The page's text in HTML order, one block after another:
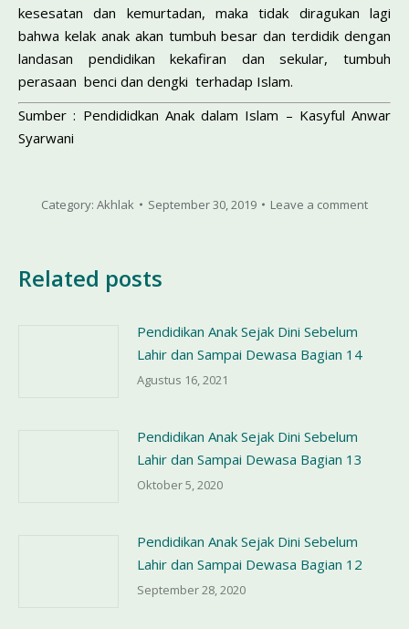
kesesatan dan kemurtadan, maka tidak diragukan lagi
bahwa kelak anak akan tumbuh besar dan terdidik dengan
landasan pendidikan kekafiran dan sekular, tumbuh
perasaan benci dan dengki terhadap Islam.
Sumber : Pendididkan Anak dalam Islam – Kasyful Anwar
Syarwani
Category: Akhlak September 30, 2019 Leave a comment
Related posts
Pendidikan Anak Sejak Dini Sebelum
Lahir dan Sampai Dewasa Bagian 14
Agustus 16, 2021
Pendidikan Anak Sejak Dini Sebelum
Lahir dan Sampai Dewasa Bagian 13
Oktober 5, 2020
Pendidikan Anak Sejak Dini Sebelum
Lahir dan Sampai Dewasa Bagian 12
September 28, 2020